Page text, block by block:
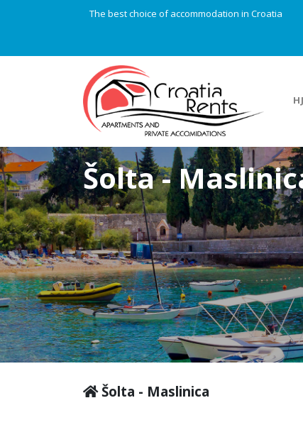
The best choice of accommodation in Croatia
Šolta -
Šolta - Maslinica